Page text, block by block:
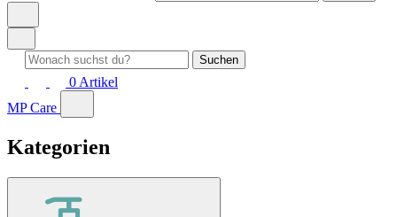
Suchen
0 Artikel
MP Care
Kategorien